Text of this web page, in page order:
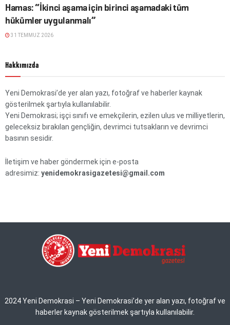
Hamas: “İkinci aşama için birinci aşamadaki tüm
hükümler uygulanmalı”
31 TEMMUZ 2026
Hakkımızda
Yeni Demokrasi’de yer alan yazı, fotoğraf ve haberler kaynak
gösterilmek şartıyla kullanılabilir.
Yeni Demokrasi; işçi sınıfı ve emekçilerin, ezilen ulus ve milliyetlerin,
geleceksiz bırakılan gençliğin, devrimci tutsakların ve devrimci
basının sesidir.
İletişim ve haber göndermek için e-posta
adresimiz: yenidemokrasigazetesi@gmail.com
2024 Yeni Demokrasi – Yeni Demokrasi’de yer alan yazı, fotoğraf ve
haberler kaynak gösterilmek şartıyla kullanılabilir.